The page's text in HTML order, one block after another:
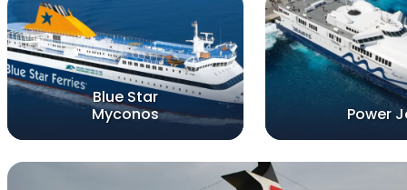
Blue Star
Myconos
Power